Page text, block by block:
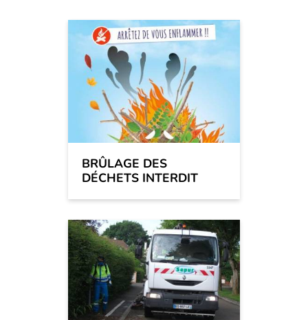
BRÛLAGE DES
DÉCHETS INTERDIT